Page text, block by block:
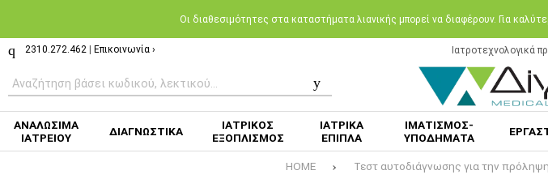
Oι διαθεσιμότητες στα καταστήματα λιανικής μπορεί να διαφέρουν. Για
2310.272.462 Επικοινωνία › Ιατροτεχνολογικά
ΑΝΑΛΩΣΙΜΑ
ΙΑΤΡΕΙΟΥ
ΔΙΑΓΝΩΣΤΙΚΑ
ΙΑΤΡΙΚΟΣ
ΕΞΟΠΛΙΣΜΟΣ
ΙΑΤΡΙΚΑ
ΕΠΙΠΛΑ
ΙΜΑΤΙΣΜΟΣ-
ΥΠΟΔΗΜΑΤΑ
HOME Τεστ αυτοδιάγνωσης για την